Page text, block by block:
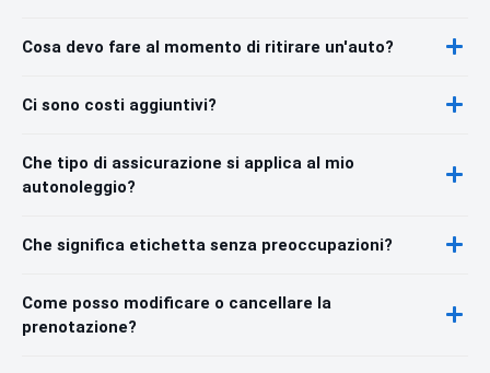
Cosa devo fare al momento di ritirare un'auto?
Ci sono costi aggiuntivi?
Che tipo di assicurazione si applica al mio
autonoleggio?
Che significa etichetta senza preoccupazioni?
Come posso modificare o cancellare la
prenotazione?